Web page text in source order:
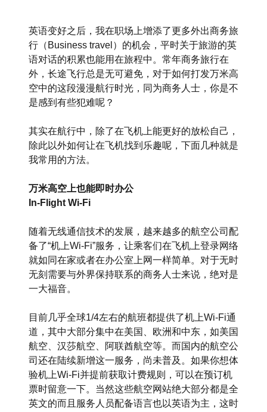
英语变好之后，我在职场上增添了更多外出商务旅
行（Business travel）的机会，平时关于旅游的英
语对话的积累也能用在旅程中。常年商务旅行在
外，长途飞行总是无可避免，对于如何打发万米高
空中的这段漫漫航行时光，同为商务人士，你是不
是感到有些犯难呢？
其实在航行中，除了在飞机上能更好的放松自己，
除此以外如何让在飞机找到乐趣呢，下面几种就是
我常用的方法。
万米高空上也能即时办公
In-Flight Wi-Fi
随着无线通信技术的发展，越来越多的航空公司配
备了“机上Wi-Fi”服务，让乘客们在飞机上登录网络
就如同在家或者在办公室上网一样简单。对于无时
无刻需要与外界保持联系的商务人士来说，绝对是
一大福音。
目前几乎全球1/4左右的航班都提供了机上Wi-Fi通
道，其中大部分集中在美国、欧洲和中东，如美国
航空、汉莎航空、阿联酋航空等。而国内的航空公
司还在陆续新增这一服务，尚未普及。如果你想体
验机上Wi-Fi并提前获取计费规则，可以在预订机
票时留意一下。当然这些航空网站绝大部分都是全
英文的而且服务人员配备语言也以英语为主，这时